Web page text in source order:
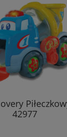
42977